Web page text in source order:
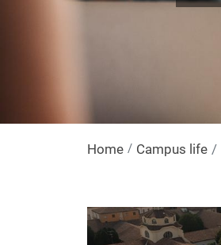
Home Campus life
Immagine